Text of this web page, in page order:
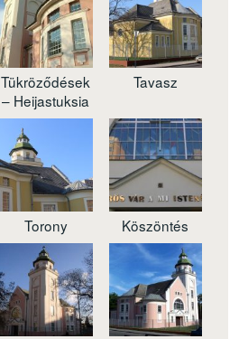
Tükröződések
– Heijastuksia
Tavasz
Torony Köszöntés